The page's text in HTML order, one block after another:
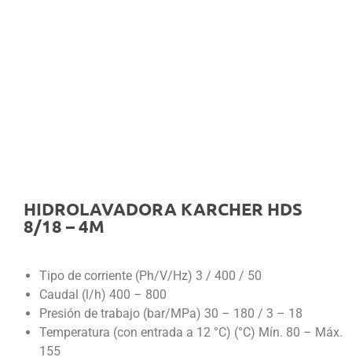
HIDROLAVADORA KARCHER HDS
8/18 – 4M
Tipo de corriente (Ph/V/Hz) 3 / 400 / 50
Caudal (l/h) 400 – 800
Presión de trabajo (bar/MPa) 30 – 180 / 3 – 18
Temperatura (con entrada a 12 °C) (°C) Mín. 80 – Máx.
155